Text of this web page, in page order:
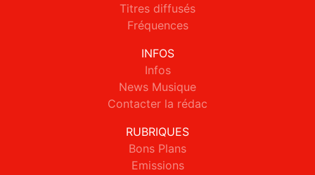
Titres diffusés
Fréquences
INFOS
Infos
News Musique
Contacter la rédac
RUBRIQUES
Bons Plans
Emissions